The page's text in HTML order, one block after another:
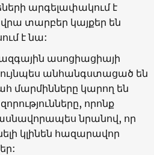
արգելափակում է
տարբեր կայքեր են
է նա:
ազգային ասոցիացիայի
անհանգստացած են
մարմինները կարող են
որոնք
նրանով, որ
կլինեն հազարավոր